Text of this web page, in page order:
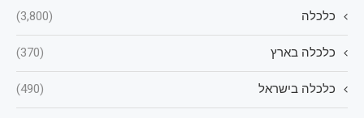
כלכלה (3,800)
כלכלה בארץ (370)
כלכלה בישראל (490)